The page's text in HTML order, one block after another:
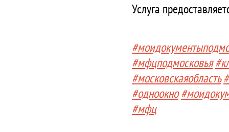
Услуга
#мфцподмосковья
#московскаяобласть
#одноокно
#мфц